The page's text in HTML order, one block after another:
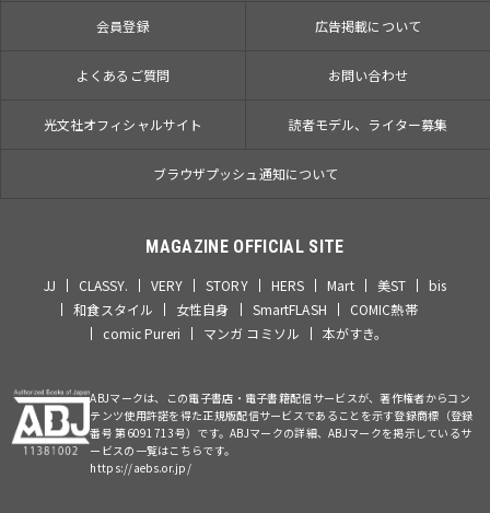
会員登録 広告掲載について
よくあるご質問 お問い合わせ
光文社オフィシャルサイト 読者モデル、ライター募集
ブラウザプッシュ通知について
MAGAZINE OFFICIAL SITE
JJ CLASSY. VERY STORY HERS Mart 美ST
bis
和食スタイル
女性自身 SmartFLASH
COMIC熱帯
comic Pureri
マンガ コミソル 本がすき。
ABJマークは、この電子書店・電子書籍配信サービスが、著作権者からコン
テンツ使用許諾を得た正規版配信サービスであることを示す登録商標（登録
番号 第6091713号）です。ABJマークの詳細、ABJマークを掲示しているサ
ービスの一覧はこちらです。
https://aebs.or.jp/